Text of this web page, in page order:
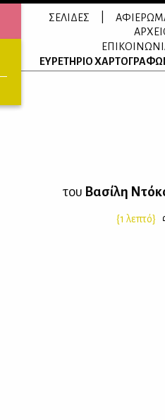
ΣΕΛΙΔΕΣ
ΕΥΡΕΤΗΡΙΟ
του Βασίλη
{1 λεπτό}